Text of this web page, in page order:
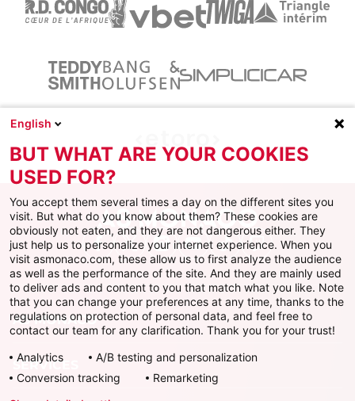
Facebook
X Instagram
YoutubeTikTokTwitch
AS MONACO
SERVICES
English
BUT WHAT ARE YOUR COOKIES
USED FOR?
You accept them several times a day on the different sites you
visit. But what do you know about them? These cookies are
obviously not eaten, and they are not dangerous either. They
just help us to personalize your internet experience. When you
visit asmonaco.com, these allow us to first analyze the audience
as well as the performance of the site. And they are mainly used
to deliver ads and content to you that match what you like. Note
that you can change your preferences at any time, thanks to the
regulations on protection of personal data, and feel free to
contact our team for any clarification. Thank you for your trust!
Analytics
A/B testing and personalization
Conversion tracking
Remarketing